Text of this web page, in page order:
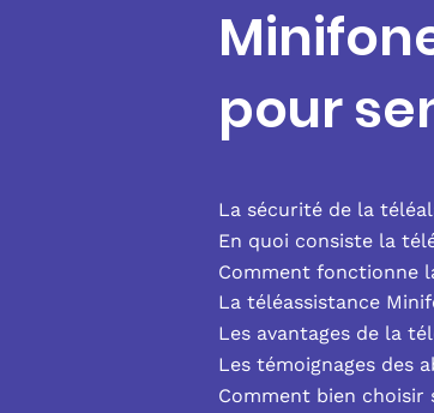
pour
La sécurité de la
En quoi consiste la
Comment fonctionne
La téléassistance
Les avantages de la
Les témoignages des
Comment bien choisir